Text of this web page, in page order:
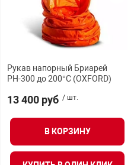
Рукав напорный Бриарей
РН-300 до 200°С (OXFORD)
13 400 руб / шт.
В КОРЗИНУ